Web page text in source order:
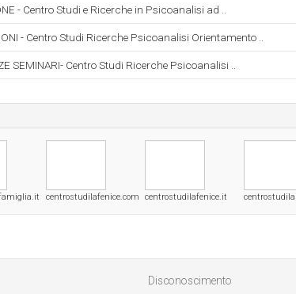
- Centro Studi e Ricerche in Psicoanalisi ad ..
- Centro Studi Ricerche Psicoanalisi Orientamento ..
SEMINARI- Centro Studi Ricerche Psicoanalisi ..
centrostudilafenice.com centrostudilafenice.it
Disconoscimento